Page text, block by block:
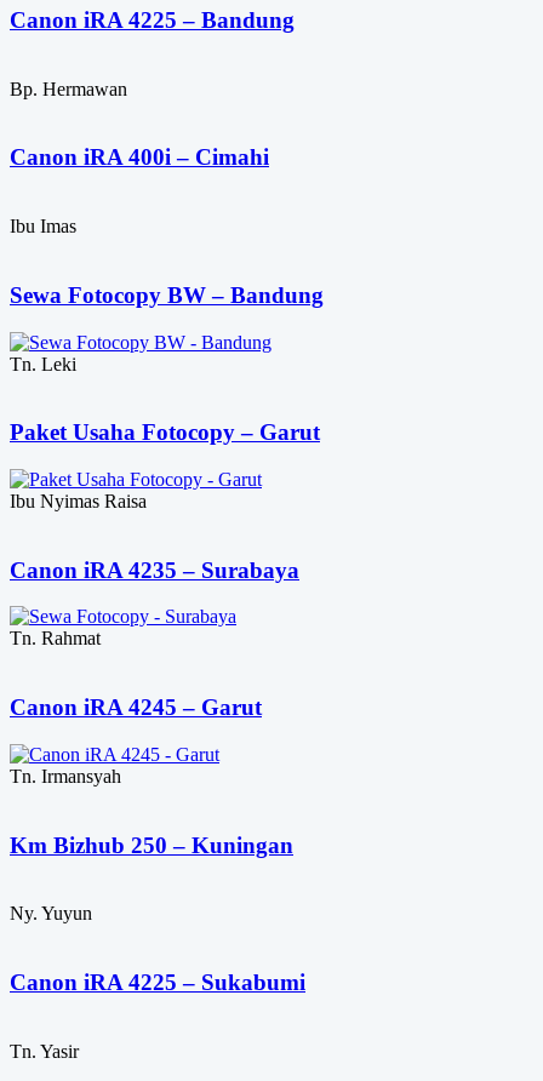
Canon iRA 4225 – Bandung
Bp. Hermawan
Canon iRA 400i – Cimahi
Ibu Imas
Sewa Fotocopy BW – Bandung
Tn. Leki
Paket Usaha Fotocopy – Garut
Ibu Nyimas Raisa
Canon iRA 4235 – Surabaya
Tn. Rahmat
Canon iRA 4245 – Garut
Tn. Irmansyah
Km Bizhub 250 – Kuningan
Ny. Yuyun
Canon iRA 4225 – Sukabumi
Tn. Yasir